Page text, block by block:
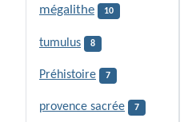
mégalithe 10
tumulus 8
Préhistoire 7
provence sacrée 7